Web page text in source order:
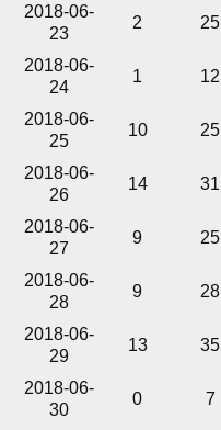
2018-06-
23
2 25
2018-06-
24
1 12
2018-06-
25
10 25
2018-06-
26
14 31
2018-06-
27
9 25
2018-06-
28
9 28
2018-06-
29
13 35
2018-06-
30
0 7